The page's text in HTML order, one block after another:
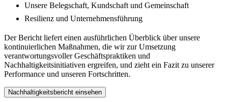
Unsere Belegschaft, Kundschaft und Gemeinschaft
Resilienz und Unternehmensführung
Der Bericht liefert einen ausführlichen Überblick über unsere
kontinuierlichen Maßnahmen, die wir zur Umsetzung
verantwortungsvoller Geschäftspraktiken und
Nachhaltigkeitsinitiativen ergreifen, und zieht ein Fazit zu unserer
Performance und unseren Fortschritten.
Nachhaltigkeitsbericht einsehen